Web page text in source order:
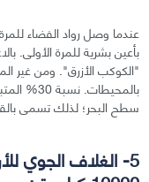
عندما وصل رواد الفضاء
بأعين بشرية للمرة
سطح البحر؛ لذلك تسمى
5- الغلاف الجوي